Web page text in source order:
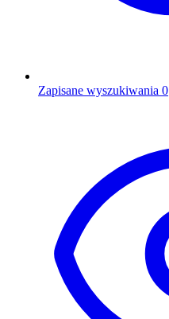
Zapisane wyszukiwania 0